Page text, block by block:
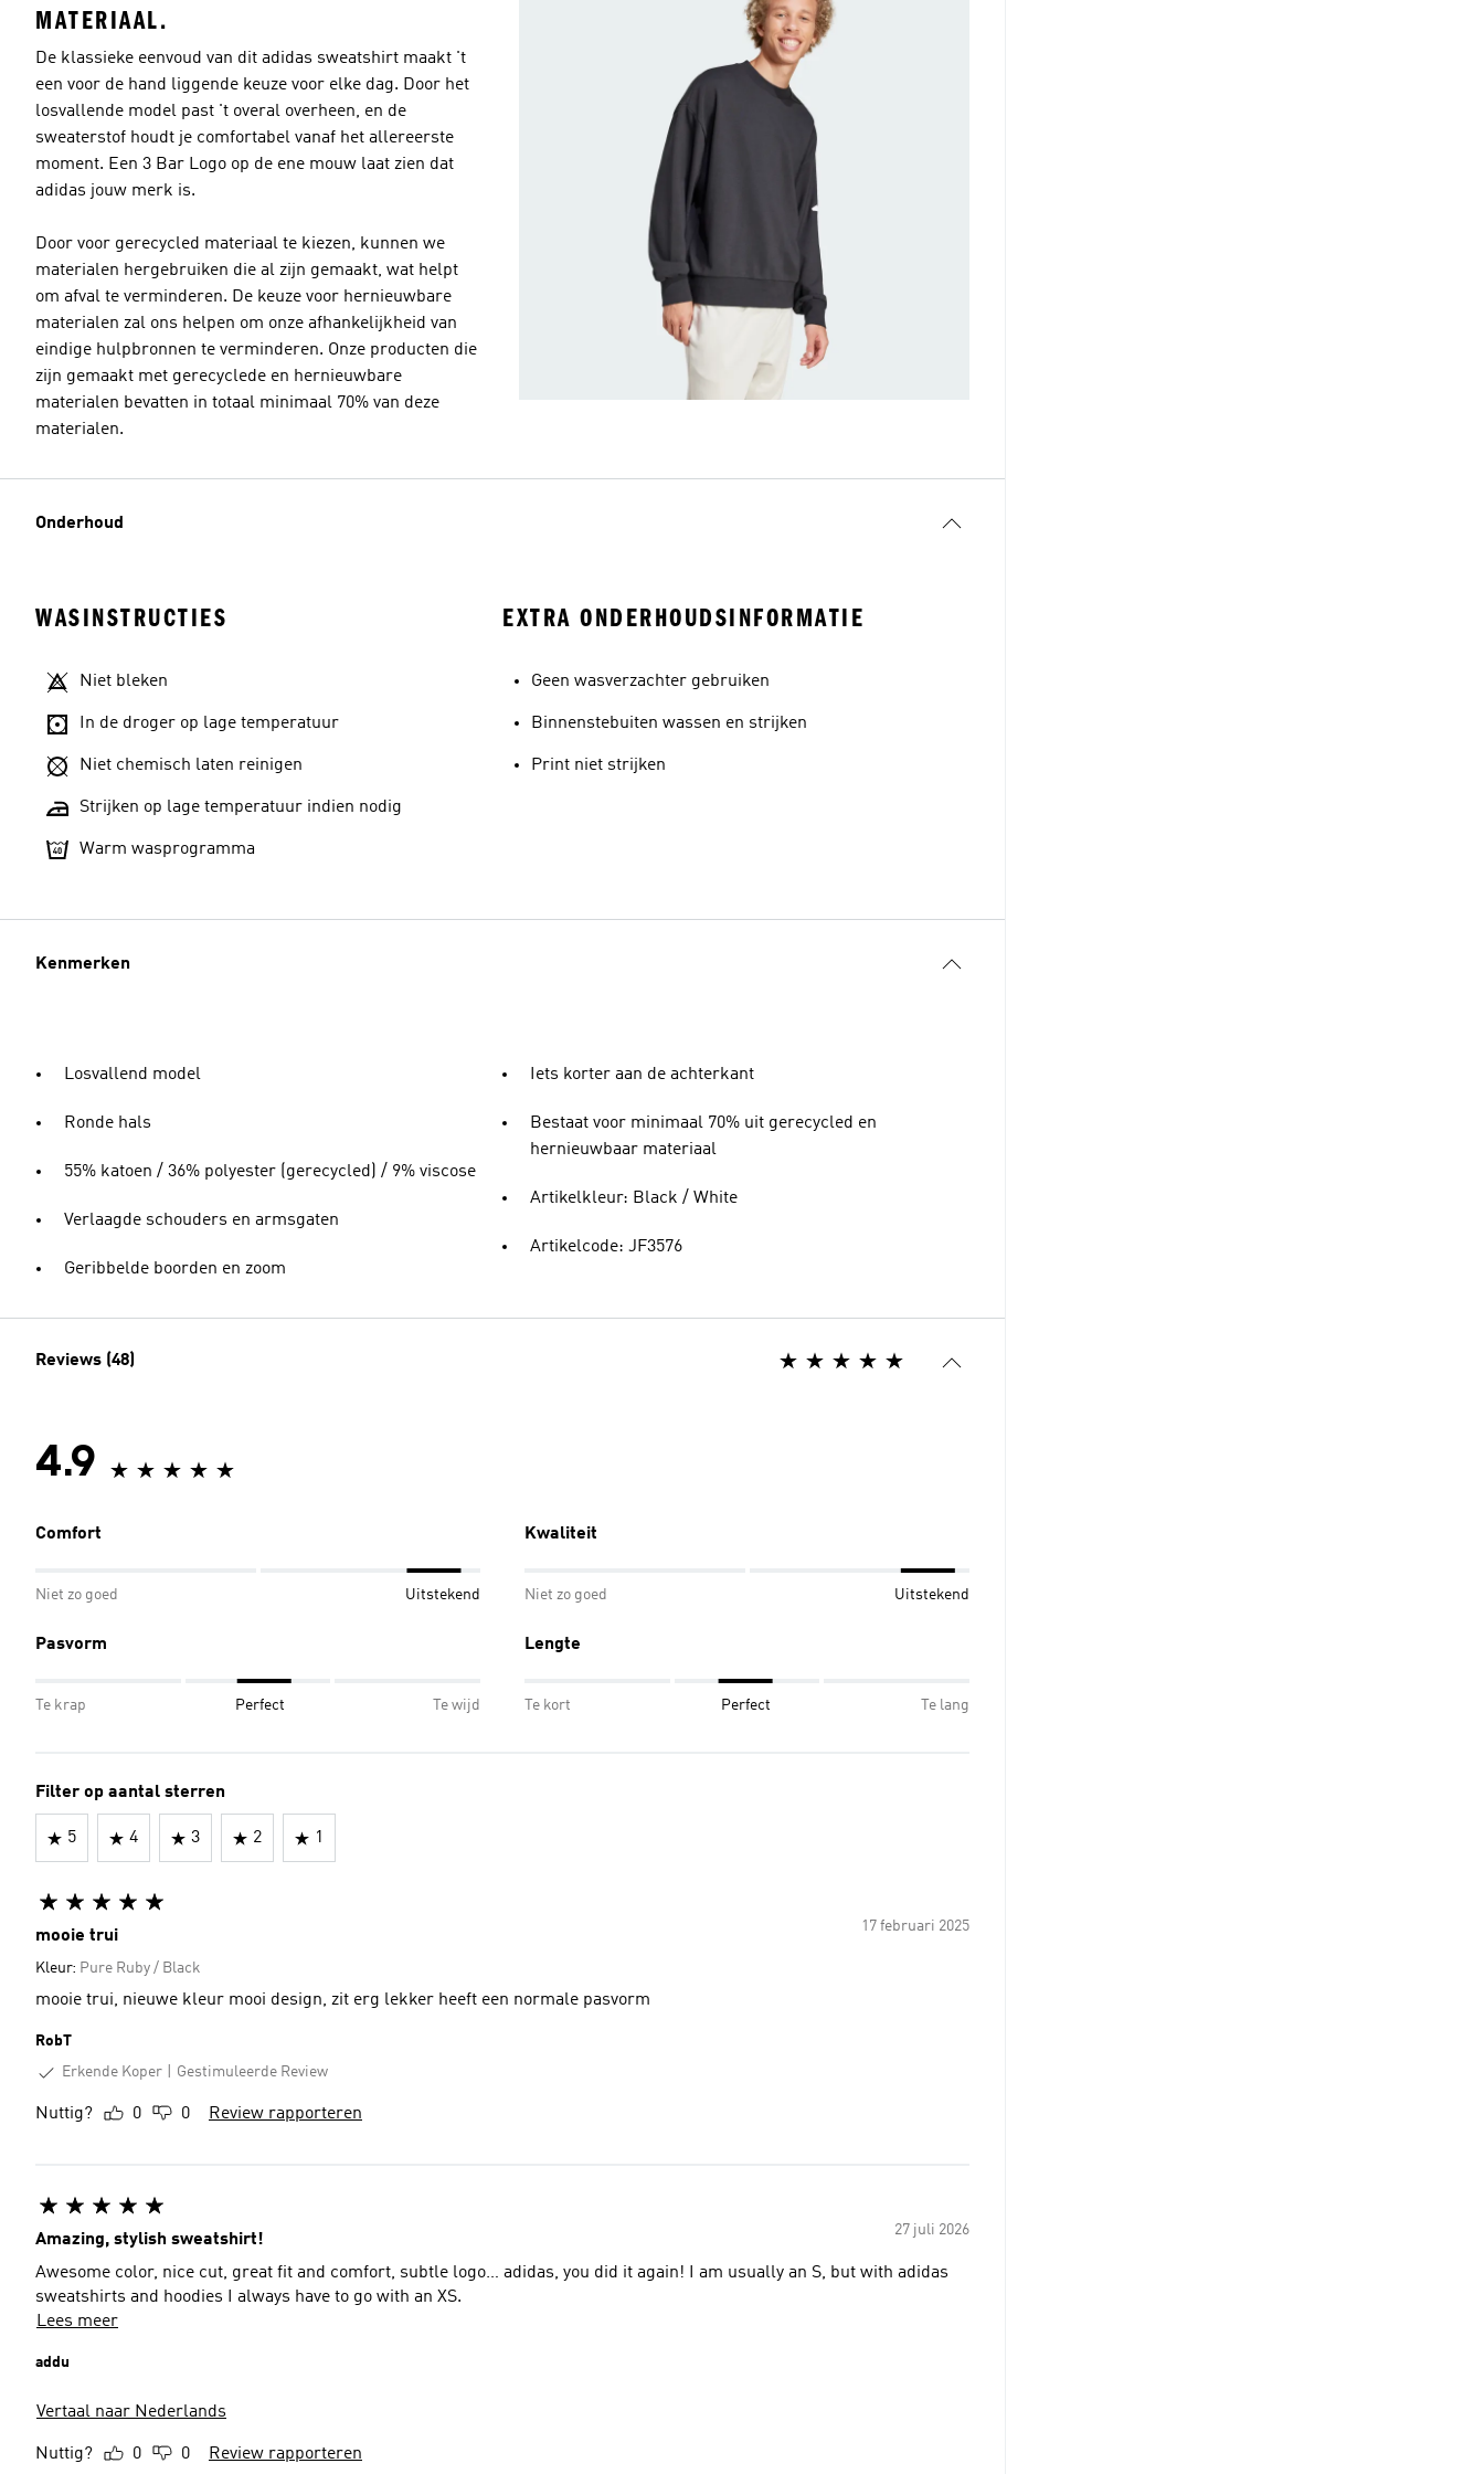
MATERIAAL.
De klassieke eenvoud van dit adidas sweatshirt maakt 't
een voor de hand liggende keuze voor elke dag. Door het
losvallende model past 't overal overheen, en de
sweaterstof houdt je comfortabel vanaf het allereerste
moment. Een 3 Bar Logo op de ene mouw laat zien dat
adidas jouw merk is.
Door voor gerecycled materiaal te kiezen, kunnen we
materialen hergebruiken die al zijn gemaakt, wat helpt
om afval te verminderen. De keuze voor hernieuwbare
materialen zal ons helpen om onze afhankelijkheid van
eindige hulpbronnen te verminderen. Onze producten die
zijn gemaakt met gerecyclede en hernieuwbare
materialen bevatten in totaal minimaal 70% van deze
materialen.
Onderhoud
WASINSTRUCTIES
Niet bleken
In de droger op lage temperatuur
Niet chemisch laten reinigen
Strijken op lage temperatuur indien nodig
Warm wasprogramma
EXTRA ONDERHOUDSINFORMATIE
Geen wasverzachter gebruiken
Binnenstebuiten wassen en strijken
Print niet strijken
Kenmerken
Losvallend model
Ronde hals
55% katoen / 36% polyester (gerecycled) / 9% viscose
Verlaagde schouders en armsgaten
Geribbelde boorden en zoom
Iets korter aan de achterkant
Bestaat voor minimaal 70% uit gerecycled en
hernieuwbaar materiaal
Artikelkleur: Black / White
Artikelcode: JF3576
Reviews (48)
4.9
Comfort
Niet zo goed Uitstekend
Kwaliteit
Niet zo goed Uitstekend
Pasvorm
Te krap Perfect Te wijd
Lengte
Te kort Perfect Te lang
Filter op aantal sterren
5 4 3 2 1
17 februari 2025
mooie trui
Kleur: Pure Ruby / Black
mooie trui, nieuwe kleur mooi design, zit erg lekker heeft een normale pasvorm
RobT
Erkende Koper
Gestimuleerde Review
Nuttig? 0 0 Review rapporteren
27 juli 2026
Amazing, stylish sweatshirt!
Awesome color, nice cut, great fit and comfort, subtle logo… adidas, you did it again! I am usually an S, but with adidas
sweatshirts and hoodies I always have to go with an XS.
Lees meer
addu
Vertaal naar Nederlands
Nuttig? 0 0 Review rapporteren